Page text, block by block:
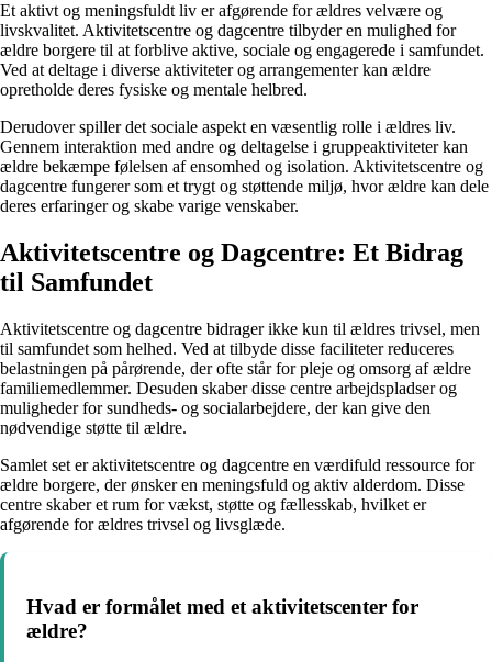
Et aktivt og meningsfuldt liv er afgørende for ældres velvære og
livskvalitet. Aktivitetscentre og dagcentre tilbyder en mulighed for
ældre borgere til at forblive aktive, sociale og engagerede i samfundet.
Ved at deltage i diverse aktiviteter og arrangementer kan ældre
opretholde deres fysiske og mentale helbred.
Derudover spiller det sociale aspekt en væsentlig rolle i ældres liv.
Gennem interaktion med andre og deltagelse i gruppeaktiviteter kan
ældre bekæmpe følelsen af ensomhed og isolation. Aktivitetscentre og
dagcentre fungerer som et trygt og støttende miljø, hvor ældre kan dele
deres erfaringer og skabe varige venskaber.
Aktivitetscentre og Dagcentre: Et Bidrag
til Samfundet
Aktivitetscentre og dagcentre bidrager ikke kun til ældres trivsel, men
til samfundet som helhed. Ved at tilbyde disse faciliteter reduceres
belastningen på pårørende, der ofte står for pleje og omsorg af ældre
familiemedlemmer. Desuden skaber disse centre arbejdspladser og
muligheder for sundheds- og socialarbejdere, der kan give den
nødvendige støtte til ældre.
Samlet set er aktivitetscentre og dagcentre en værdifuld ressource for
ældre borgere, der ønsker en meningsfuld og aktiv alderdom. Disse
centre skaber et rum for vækst, støtte og fællesskab, hvilket er
afgørende for ældres trivsel og livsglæde.
Hvad er formålet med et aktivitetscenter for
ældre?